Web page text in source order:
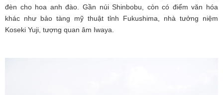
đèn cho hoa anh đào. Gần núi Shinbobu, còn có điểm văn hóa
khác như bảo tàng mỹ thuật tỉnh Fukushima, nhà tưởng niệm
Koseki Yuji, tượng quan âm Iwaya.